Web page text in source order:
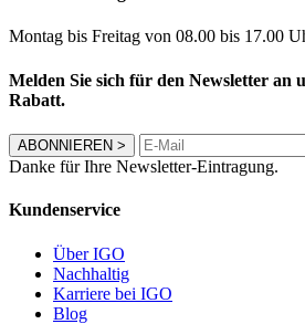
Montag bis Freitag von 08.00 bis 17.00
Melden Sie sich für den Newsletter an
Rabatt.
ABONNIEREN >
Danke für Ihre Newsletter-Eintragung.
Kundenservice
Über IGO
Nachhaltig
Karriere bei IGO
Blog